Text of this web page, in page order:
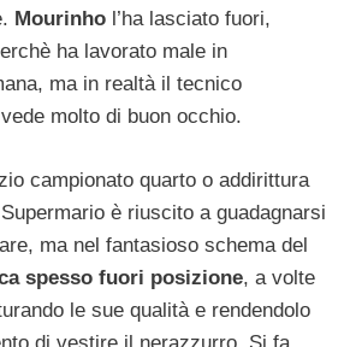
Mourinho l’ha lasciato fuori,
ha lavorato male in
ma in realtà il tecnico
molto di buon occhio.
campionato quarto o addirittura
è riuscito a guadagnarsi
ma nel fantasioso schema del
spesso fuori posizione, a volte
le sue qualità e rendendolo